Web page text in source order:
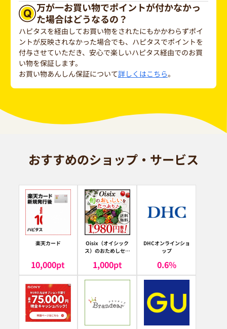
万が一お買い物でポイントが付かなかっ
た場合はどうなるの？
ハピタスを経由してお買い物をされたにもかかわらずポイ
ントが反映されなかった場合でも、ハピタスでポイントを
付与させていただき、安心で楽しいハピタス経由でのお買
い物を保証します。
お買い物あんしん保証について詳しくはこちら。
おすすめのショップ・サービス
楽天カード
10,000pt
Oisix（オイシック
ス）のおためしセッ
1,000pt
DHCオンラインショ
ップ
0.6%